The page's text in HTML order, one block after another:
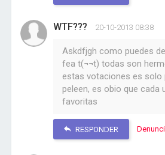
WTF??? 20-10-2013 08:38
Askdfjgh como puedes
fea t(¬¬t) todas son
estas votaciones es solo
peleen, es obio que cada
favoritas
RESPONDER